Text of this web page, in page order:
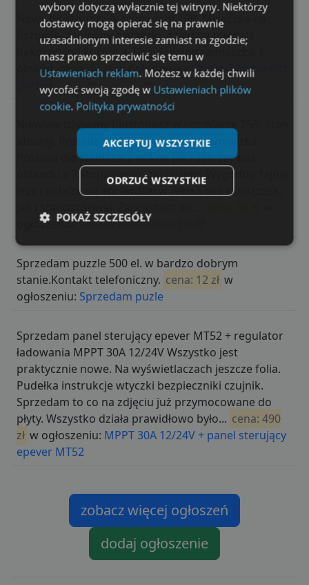
Nowy biustonosz w rozmiarze 75B. Miseczka na
fiszbinie, zapinany z przodu, z tyłu na plecach
dekoracyjna koronka. Regulowane ramiączka, i
obwódcena: 40 złw ogłoszeniu: Czarny biustonosz
Dorina
Niewiele używany biustonosz w rozmiarze 75B. Stan
idealny. Posiada fiszbiny i odpinane ramiączka.
Posiada dla stabilizacji silikon jak i szerszy pas
obwodu z 3 stopniowym zapięciem. Wygodny, fajnie
leży i dobrze się sprawdzał w wersji bez ramiączek,
ogłoszeniu:Czarny biustonosz H&M
Sprzedam puzzle 500 el. w bardzo dobrym
stanie.Kontakt telefoniczny. cena: 12 zł w
ogłoszeniu: Sprzedam puzle
Sprzedam panel sterujący epever MT52 + regulator
ładowania MPPT 30A 12/24V Wszystko jest
praktycznie nowe. Na wyświetlaczach jeszcze folia.
Pudełka instrukcje wtyczki bezpieczniki czujnik.
Sprzedam to co na zdjęciu już przymocowane do
płyty. Wszystko działa prawidłowo było... cena: 490
zł w ogłoszeniu: MPPT 30A 12/24V + panel sterujący
epever MT52
zobacz więcej ogłoszeń
dodaj ogłoszenie
wybory dotyczą wyłącznie tej witryny. Niektórzy
dostawcy mogą opierać się na prawnie
uzasadnionym interesie zamiast na zgodzie;
masz prawo sprzeciwić się temu w
Ustawieniach reklam. Możesz w każdej chwili
wycofać swoją zgodę w Ustawieniach plików
cookie. Polityka prywatności
AKCEPTUJ WSZYSTKIE
ODRZUĆ WSZYSTKIE
POKAŻ SZCZEGÓŁY
Niezbędne Wydajność Targetowanie
Funkcjonalność
Niezbędne Wydajność
Targetowanie
Funkcjonalność
Niesklasyfikowane
Niezbędne pliki cookie umożliwiają korzystanie z
podstawowych funkcji strony internetowej, takich jak
Dostawca/
Domena
.lubartow24.pl